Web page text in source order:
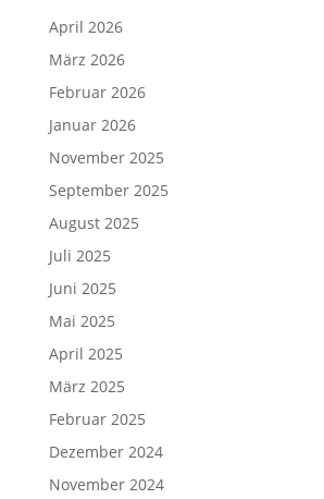
April 2026
März 2026
Februar 2026
Januar 2026
November 2025
September 2025
August 2025
Juli 2025
Juni 2025
Mai 2025
April 2025
März 2025
Februar 2025
Dezember 2024
November 2024